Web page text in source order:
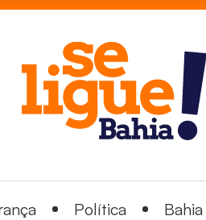
Política Bahia